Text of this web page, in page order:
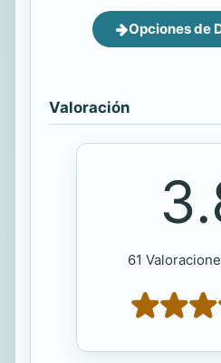
Opciones de
Valoración
61